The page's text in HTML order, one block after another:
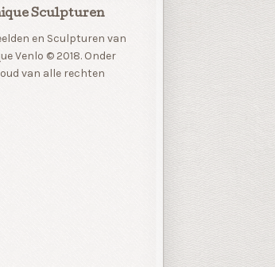
Sculpturen
en Sculpturen van
Venlo © 2018. Onder
van alle rechten